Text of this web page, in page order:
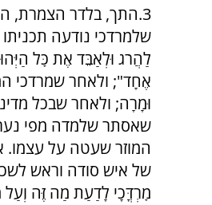
3.התך, בלדר הצמרת,
שלמרדכי נודעה
לַהֲרֹג וּלְאַבֵּד אֶת כׇּל
אֶחָד"; ולאחר שמרדכי
וּמָרָה; ולאחר שבכל
שאסתר שלמדה מפי
המוזר שעטה על עצמו.
של איש סודה וראש
מׇרְדֳּכָי לָדַעַת מַה זֶּה